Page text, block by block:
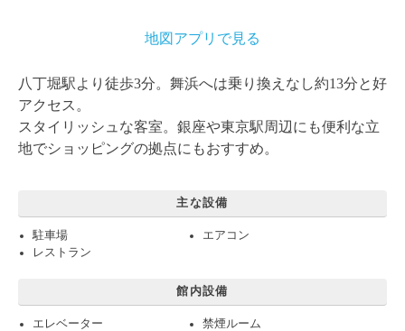
地図アプリで見る
八丁堀駅より徒歩3分。舞浜へは乗り換えなし約13分と好
アクセス。
スタイリッシュな客室。銀座や東京駅周辺にも便利な立
地でショッピングの拠点にもおすすめ。
主な設備
駐車場
エアコン
レストラン
館内設備
エレベーター
禁煙ルーム